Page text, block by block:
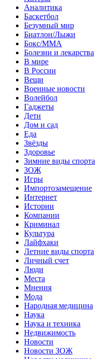
Аналитика
Баскетбол
Безумный мир
Биатлон/Лыжи
Бокс/MMA
Болезни и лекарства
В мире
В России
Вещи
Военные новости
Волейбол
Гаджеты
Дети
Дом и сад
Еда
Звёзды
Здоровье
Зимние виды спорта
ЗОЖ
Игры
Импортозамещение
Интернет
Истории
Компании
Криминал
Культура
Лайфхаки
Летние виды спорта
Личный счет
Люди
Места
Мнения
Мода
Народная медицина
Наука
Наука и техника
Недвижимость
Новости
Новости ЗОЖ